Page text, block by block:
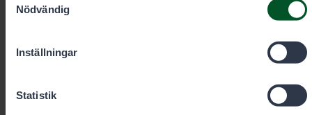
använt deras tjänster. Du kan välja vilka cookies du vill
Nödvändig
Inställningar
Statistik
Anstalt